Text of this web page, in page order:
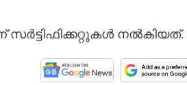
സർട്ടിഫിക്കറ്റുകൾ നൽകിയത്.